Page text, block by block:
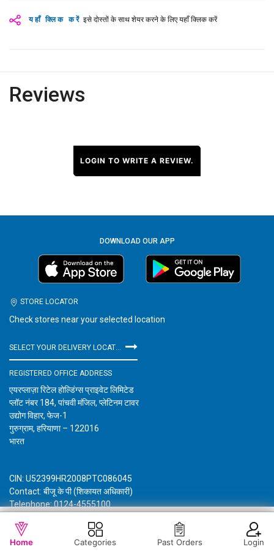
WISHLIST OUT OF STOCK
यहाँ क्लिक करें इसे दोस्तों के साथ शेयर करने के लिए यहाँ क्लिक करें
Reviews
LOGIN TO WRITE A REVIEW.
DOWNLOAD OUR APP
STORE LOCATOR
Check stores near your selected location
REGISTERED OFFICE ADDRESS
एयरप्लाज़ा रिटेल होल्डिंग्स प्राइवेट लिमिटेड
प्लॉट नंबर 184, पांचवी मंजिल, प्लेटिनम टावर
उद्योग विहार, फेज-1
गुरुग्राम, हरियाणा – 122016
भारत
CIN: U52399HR2008PTC086045
Contact: बीजू के पी (शिकायत अधिकारी)
Telephone: 0124-4555100
विशाल मेगा मार्ट के बारे में जानकारी गोपनीयता नीति नियम और शर्तें
Home Categories Past Orders Login